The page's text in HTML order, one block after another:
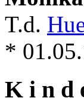
T.d.
*
K i n d